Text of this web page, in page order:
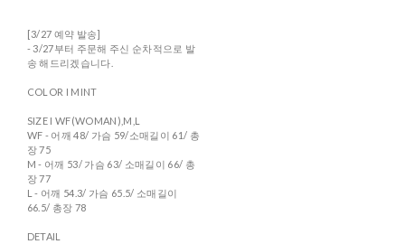
[3/27 예약 발송]
- 3/27부터 주문해 주신 순차적으로 발
송 해드리겠습니다.
COLOR I MINT
SIZE I WF(WOMAN),M,L
WF - 어깨 48/ 가슴 59/소매길이 61/ 총
장 75
M - 어깨 53/ 가슴 63/ 소매길이 66/ 총
장 77
L - 어깨 54.3/ 가슴 65.5/ 소매길이
66.5/ 총장 78
DETAIL